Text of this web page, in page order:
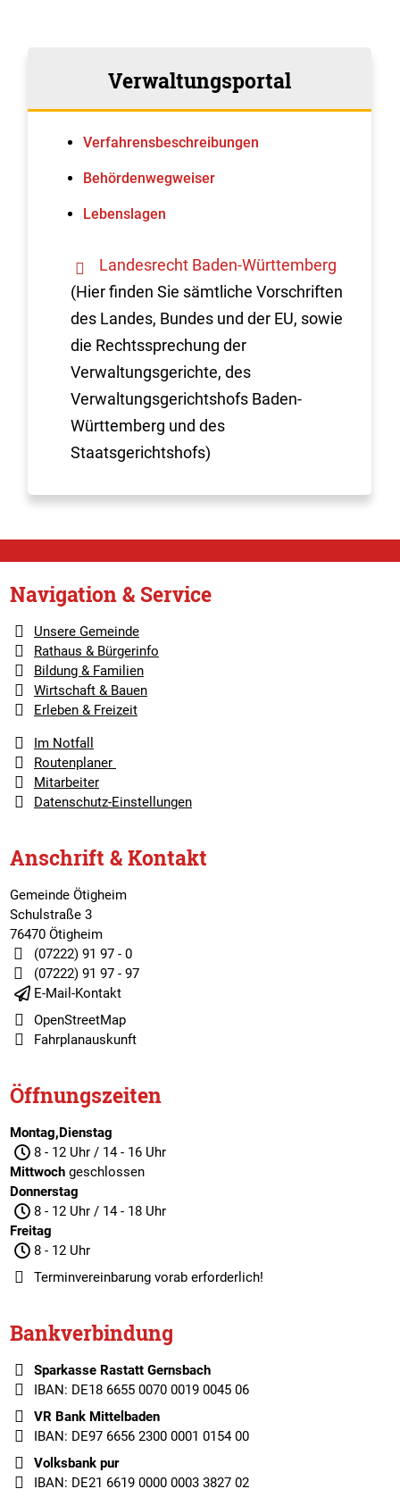
Verwaltungsportal
Verfahrens­beschreibungen
Behördenwegweiser
Lebenslagen
Landesrecht Baden-Württemberg
(Hier finden Sie sämtliche Vorschriften
des Landes, Bundes und der EU, sowie
die Rechtssprechung der
Verwaltungsgerichte, des
Verwaltungsgerichtshofs Baden-
Württemberg und des
Staatsgerichtshofs)
Navigation & Service
Unsere Gemeinde
Rathaus & Bürgerinfo
Bildung & Familien
Wirtschaft & Bauen
Erleben & Freizeit
Im Notfall
Routenplaner
Mitarbeiter
Datenschutz-Einstellungen
Anschrift & Kontakt
Gemeinde Ötigheim
Schulstraße 3
76470 Ötigheim
(07222) 91 97 - 0
(07222) 91 97 - 97
E-Mail-Kontakt
OpenStreetMap
Fahrplanauskunft
Öffnungszeiten
Montag,Dienstag
8 - 12 Uhr / 14 - 16 Uhr
Mittwochgeschlossen
Donnerstag
8 - 12 Uhr / 14 - 18 Uhr
Freitag
8 - 12 Uhr
Terminvereinbarungvorab erforderlich!
Bankverbindung
Sparkasse Rastatt Gernsbach
IBAN: DE18 6655 0070 0019 0045 06
VR Bank Mittelbaden
IBAN: DE97 6656 2300 0001 0154 00
Volksbank pur
IBAN: DE21 6619 0000 0003 3827 02